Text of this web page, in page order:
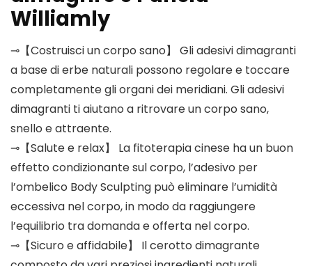
Williamly
⊸【Costruisci un corpo sano】 Gli adesivi dimagranti
a base di erbe naturali possono regolare e toccare
completamente gli organi dei meridiani. Gli adesivi
dimagranti ti aiutano a ritrovare un corpo sano,
snello e attraente.
⊸【Salute e relax】 La fitoterapia cinese ha un buon
effetto condizionante sul corpo, l’adesivo per
l’ombelico Body Sculpting può eliminare l’umidità
eccessiva nel corpo, in modo da raggiungere
l’equilibrio tra domanda e offerta nel corpo.
⊸【Sicuro e affidabile】 Il cerotto dimagrante